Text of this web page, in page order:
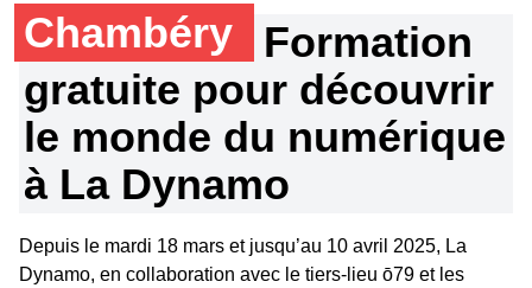
Chambéry
Formation
gratuite pour découvrir
le monde du numérique
à La Dynamo
Depuis le mardi 18 mars et jusqu’au 10 avril 2025, La
Dynamo, en collaboration avec le tiers-lieu ō79 et les